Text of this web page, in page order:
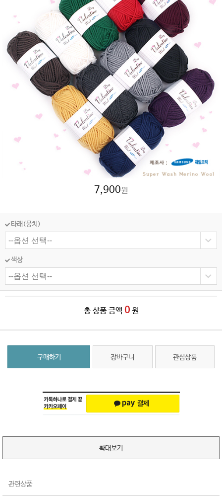
7,900원
타래(뭉치)
색상
총 상품 금액 0 원
구매하기 장바구니 관심상품
확대보기
관련상품